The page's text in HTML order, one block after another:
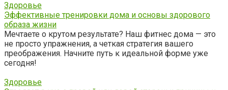
Здоровье
Эффективные тренировки дома и основы здорового
образа жизни
Мечтаете о крутом результате? Наш фитнес дома — это
не просто упражнения, а четкая стратегия вашего
преображения. Начните путь к идеальной форме уже
сегодня!
Здоровье